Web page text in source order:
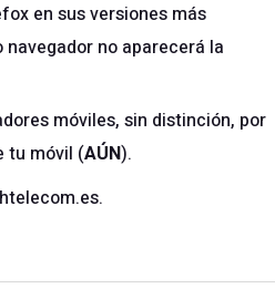
en sus versiones más
no aparecerá la
móviles, sin distinción, por
tu móvil (AÚN).
.